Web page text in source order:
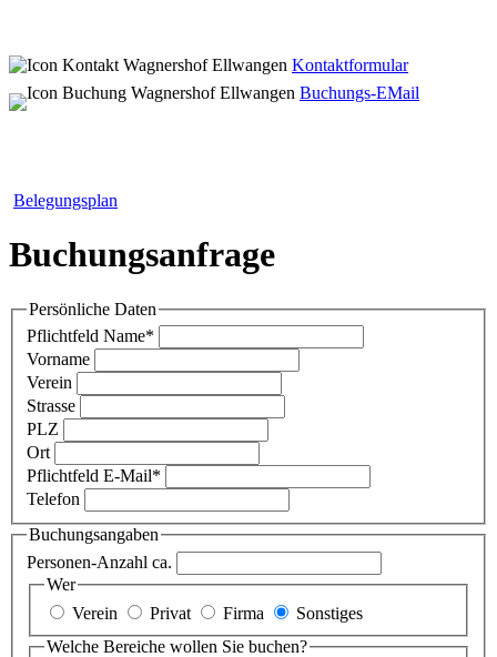
Kontaktformular
Buchungs-EMail
Belegungsplan
Buchungsanfrage
Persönliche Daten
Pflichtfeld Name*
Vorname
Verein
Strasse
PLZ
Ort
Pflichtfeld E-Mail*
Telefon
Buchungsangaben
Personen-Anzahl ca.
Wer
Verein
Privat Firma
Sonstiges
Welche Bereiche wollen Sie buchen?